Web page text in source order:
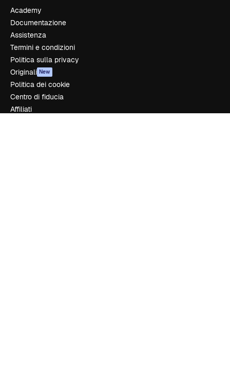
Academy
Documentazione
Assistenza
Termini e condizioni
Politica sulla privacy
Originali New
Politica dei cookie
Centro di fiducia
Affiliati